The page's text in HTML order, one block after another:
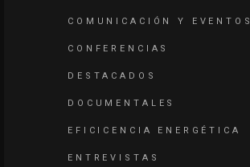
COMUNICACIÓN Y EVENTOS
CONFERENCIAS
DESTACADOS
DOCUMENTALES
EFICICENCIA ENERGÉTICA
ENTREVISTAS